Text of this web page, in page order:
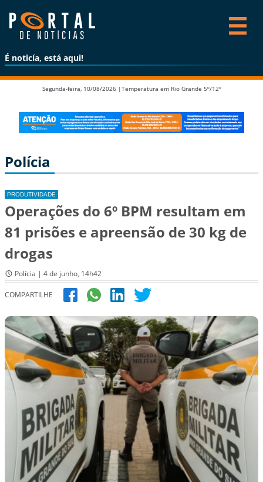
É noticía, está aqui!
Segunda-feira, 10/08/2026 | Temperatura em Rio Grande 5º/12º
Polícia
PRODUTIVIDADE
Operações do 6º BPM resultam em
81 prisões e apreensão de 30 kg de
drogas
Polícia | 4 de junho, 14h42
COMPARTILHE